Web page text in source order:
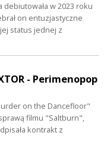
debiutowała w 2023 roku
on entuzjastyczne
status jednej z
- Perimenopop
on the Dancefloor"
filmu "Saltburn",
kontrakt z